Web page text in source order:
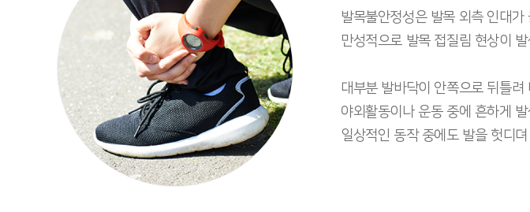
발목불안정성은 발목 외측 인대
만성적으로 발목 접질림 현상이
대부분 발바닥이 안쪽으로 뒤틀
야외활동이나 운동 중에 흔하게
일상적인 동작 중에도 발을 헛디